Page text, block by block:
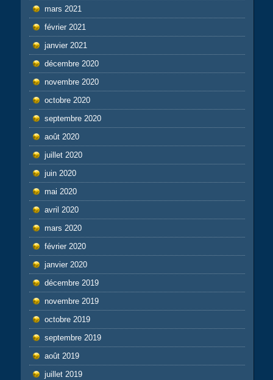
mars 2021
février 2021
janvier 2021
décembre 2020
novembre 2020
octobre 2020
septembre 2020
août 2020
juillet 2020
juin 2020
mai 2020
avril 2020
mars 2020
février 2020
janvier 2020
décembre 2019
novembre 2019
octobre 2019
septembre 2019
août 2019
juillet 2019